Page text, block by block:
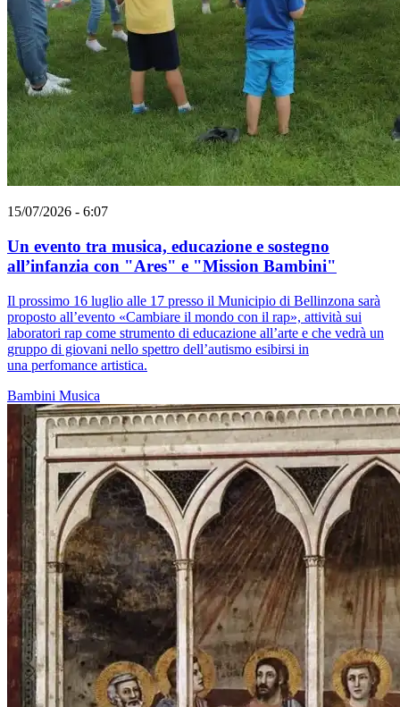
15/07/2026 - 6:07
Un evento tra musica, educazione e sostegno
all’infanzia con "Ares" e "Mission Bambini"
Il prossimo 16 luglio alle 17 presso il Municipio di Bellinzona sarà
proposto all’evento «Cambiare il mondo con il rap», attività sui
laboratori rap come strumento di educazione all’arte e che vedrà un
gruppo di giovani nello spettro dell’autismo esibirsi in
una perfomance artistica.
Bambini Musica